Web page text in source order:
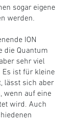
sogar eigene
werden.
ION
die Quantum
sehr viel
Es ist für kleine
lässt sich aber
wenn auf eine
wird. Auch